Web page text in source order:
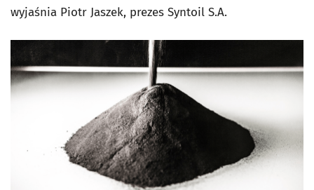
wyjaśnia Piotr Jaszek, prezes Syntoil S.A.